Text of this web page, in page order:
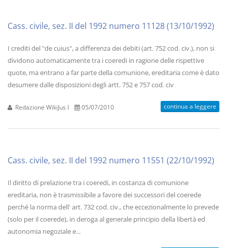
Cass. civile, sez. II del 1992 numero 11128 (13/10/1992)
I crediti del "de cuius", a differenza dei debiti (art. 752 cod. civ.), non si
dividono automaticamente tra i coeredi in ragione delle rispettive
quote, ma entrano a far parte della comunione, ereditaria come è dato
desumere dalle disposizioni degli artt. 752 e 757 cod. civ
Redazione WikiJus I 05/07/2010 continua a leggere
Cass. civile, sez. II del 1992 numero 11551 (22/10/1992)
Il diritto di prelazione tra i coeredi, in costanza di comunione
ereditaria, non è trasmissibile a favore dei successori del coerede
perché la norma dell' art. 732 cod. civ., che eccezionalmente lo prevede
(solo per il coerede), in deroga al generale principio della libertà ed
autonomia negoziale e...